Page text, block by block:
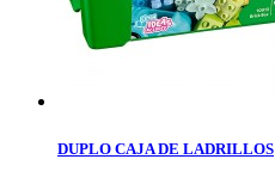
DUPLO CAJA DE LADRILLOS